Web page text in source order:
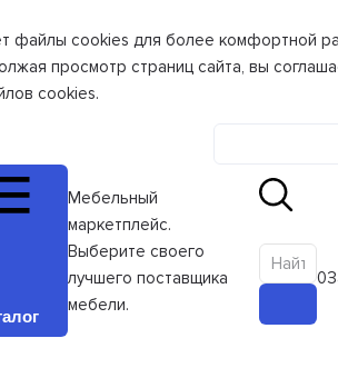
файлы cookies для более комфортной
просмотр страниц сайта, вы
cookies.
Мебельный
маркетплейс.
Выберите своего
лучшего поставщика
мебели.
0